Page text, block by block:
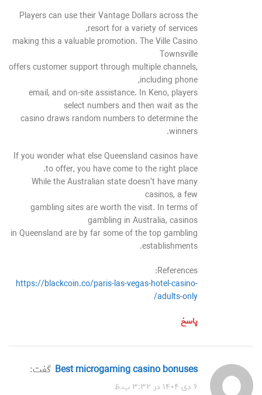
Players can use their Vantage Dollars across the
resort for a variety of services,
making this a valuable promotion. The Ville Casino
Townsville
offers customer support through multiple channels,
including phone,
email, and on-site assistance. In Keno, players
select numbers and then wait as the
casino draws random numbers to determine the
winners.
If you wonder what else Queensland casinos have
to offer, you have come to the right place.
While the Australian state doesn’t have many
casinos, a few
gambling sites are worth the visit. In terms of
gambling in Australia, casinos
in Queensland are by far some of the top gambling
establishments.
References:
https://blackcoin.co/paris-las-vegas-hotel-casino-
adults-only/
پاسخ
best microgaming casino bonuses گفت:
۶ دی ۱۴۰۴ در ۳:۳۲ ب.ظ